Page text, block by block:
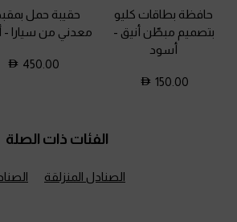
حافظة بطاقات كليو
بتصميم مبطّن أنيق -
أسود
150.00
حقيبة حمل
معدني من سيارا -
450.00
الفئات ذات الصلة
الصنادل المنزلقة